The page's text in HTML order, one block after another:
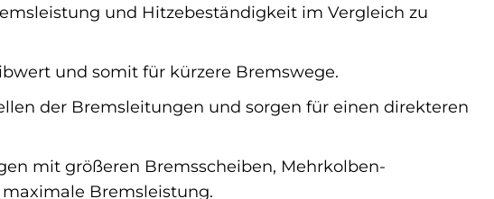
und Hitzebeständigkeit im Vergleich zu
und somit für kürzere Bremswege.
der Bremsleitungen und sorgen für einen direkteren
mit größeren Bremsscheiben, Mehrkolben-
Bremsleistung.